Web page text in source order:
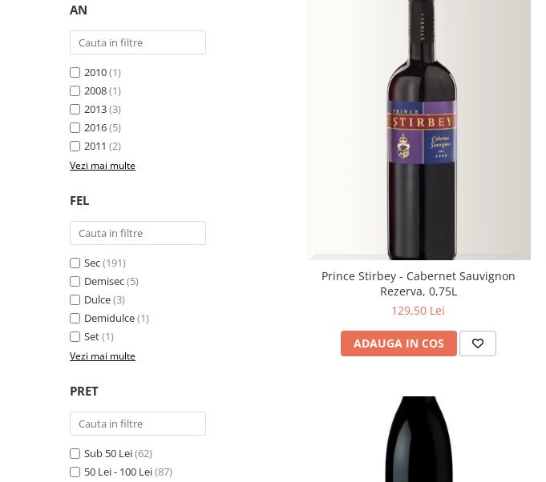
AN
2010(1)
2008(1)
2013(3)
2016(5)
2011 (2)
Vezi mai multe
FEL
Sec(191)
Demisec(5)
Dulce(3)
Demidulce(1)
Set(1)
Vezi mai multe
PRET
Sub 50 Lei(62)
50 Lei - 100 Lei(87)
Prince Stirbey - Cabernet Sauvignon
Rezerva, 0,75L
129,50 Lei
ADAUGA IN COS